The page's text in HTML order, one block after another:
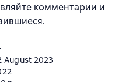
комментарии и
August 2023